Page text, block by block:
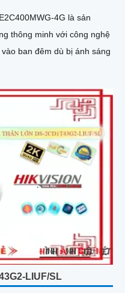
4G là sản
thông minh với công nghệ
ban đêm dù bị ánh sáng
LIUF/SL